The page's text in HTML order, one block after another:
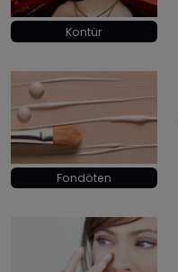
Kontür
Fondöten